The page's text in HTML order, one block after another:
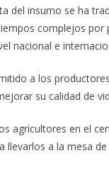
del insumo se ha
complejos
nacional e
a los
su calidad de
agricultores en el
a la mesa